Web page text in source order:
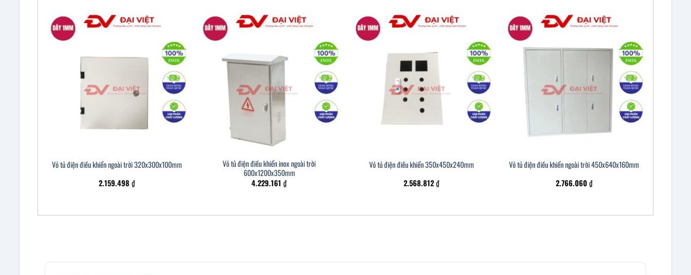
Vỏ tủ điện điều khiển ngoài trời 320x300x100mm
2.159.498 ₫
Vỏ tủ điện điều khiển inox ngoài trời
600x1200x350mm
4.229.161₫
Vỏ tủ điện điều khiển 350x450x240mm
2.568.812₫
Vỏ tủ điện điều khiển ngoài trời 450x640x160mm
2.766.060₫